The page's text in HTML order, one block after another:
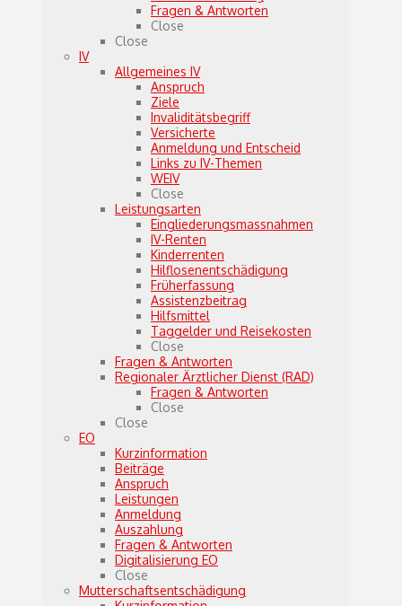
Fragen & Antworten
Close
Close
IV
Allgemeines IV
Anspruch
Ziele
Invaliditätsbegriff
Versicherte
Anmeldung und Entscheid
Links zu IV-Themen
WEIV
Close
Leistungsarten
Eingliederungsmassnahmen
IV-Renten
Kinderrenten
Hilflosenentschädigung
Früherfassung
Assistenzbeitrag
Hilfsmittel
Taggelder und Reisekosten
Close
Fragen & Antworten
Regionaler Ärztlicher Dienst (RAD)
Fragen & Antworten
Close
Close
EO
Kurzinformation
Beiträge
Anspruch
Leistungen
Anmeldung
Auszahlung
Fragen & Antworten
Digitalisierung EO
Close
Mutterschaftsentschädigung